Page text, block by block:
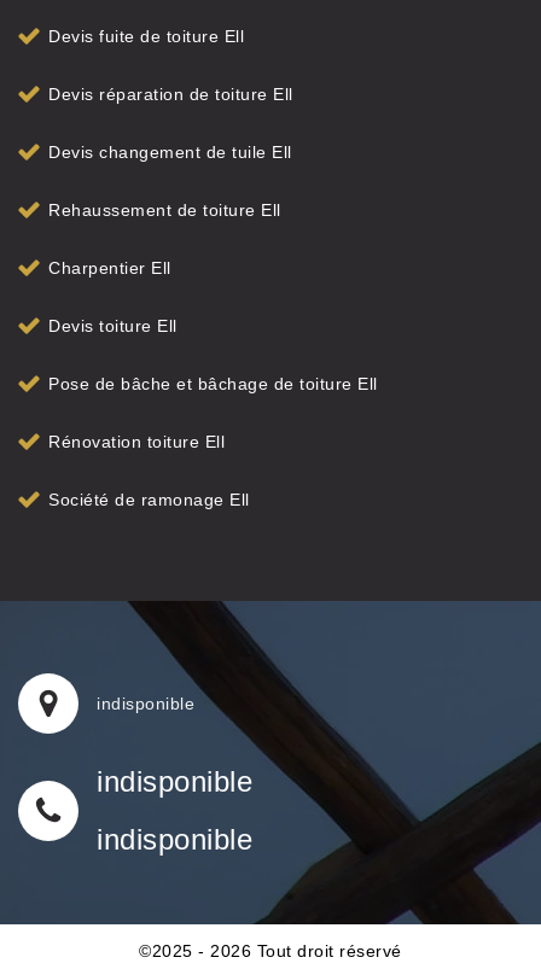
Devis fuite de toiture Ell
Devis réparation de toiture Ell
Devis changement de tuile Ell
Rehaussement de toiture Ell
Charpentier Ell
Devis toiture Ell
Pose de bâche et bâchage de toiture Ell
Rénovation toiture Ell
Société de ramonage Ell
indisponible
indisponible
indisponible
©2025 - 2026 Tout droit réservé